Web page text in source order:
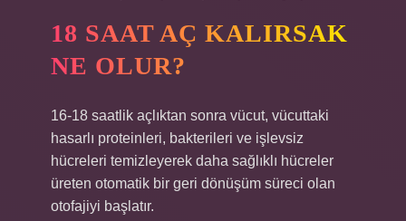
18 SAAT AÇ KALIRSAK
NE OLUR?
16-18 saatlik açlıktan sonra vücut, vücuttaki
hasarlı proteinleri, bakterileri ve işlevsiz
hücreleri temizleyerek daha sağlıklı hücreler
üreten otomatik bir geri dönüşüm süreci olan
otofajiyi başlatır.